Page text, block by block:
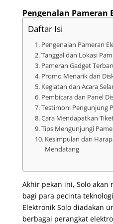
Pengenalan Pameran
Daftar Isi
Pengenalan Pameran
Tanggal dan Lokasi
Pameran Gadget
Promo Menarik dan
Kegiatan dan Acara
Pembicara dan Panel
Testimoni Pengunjung
Cara Mendapatkan
Tips Mengunjungi
Kesimpulan dan
Mendatang
Akhir pekan ini, Solo
bagi para pecinta
Elektronik Solo diadakan
berbagai perangkat